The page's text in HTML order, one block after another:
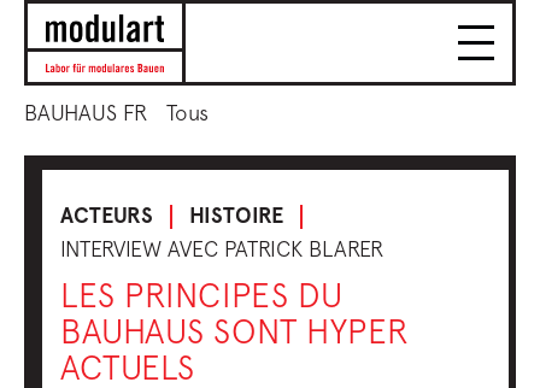
BAUHAUS FR Tous
ACTEURS HISTOIRE
INTERVIEW AVEC PATRICK BLARER
LES PRINCIPES DU
BAUHAUS SONT HYPER
ACTUELS